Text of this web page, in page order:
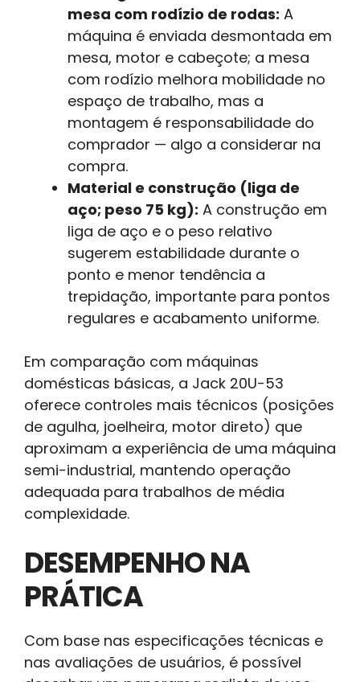
mesa com rodízio de rodas: A
máquina é enviada desmontada em
mesa, motor e cabeçote; a mesa
com rodízio melhora mobilidade no
espaço de trabalho, mas a
montagem é responsabilidade do
comprador — algo a considerar na
compra.
Material e construção (liga de
aço; peso 75 kg): A construção em
liga de aço e o peso relativo
sugerem estabilidade durante o
ponto e menor tendência a
trepidação, importante para pontos
regulares e acabamento uniforme.
Em comparação com máquinas
domésticas básicas, a Jack 20U-53
oferece controles mais técnicos (posições
de agulha, joelheira, motor direto) que
aproximam a experiência de uma máquina
semi-industrial, mantendo operação
adequada para trabalhos de média
complexidade.
DESEMPENHO NA
PRÁTICA
Com base nas especificações técnicas e
nas avaliações de usuários, é possível